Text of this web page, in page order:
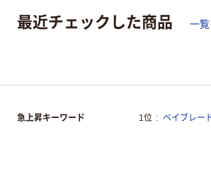
最近チェックした商品 一
急上昇キーワード 1位 ベイブレー